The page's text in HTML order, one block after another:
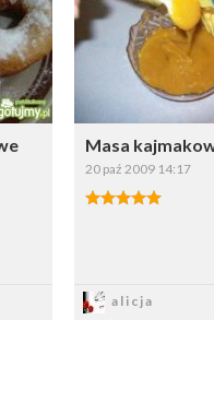
listę:
Masa
20 paź 2009 14:17
alicja